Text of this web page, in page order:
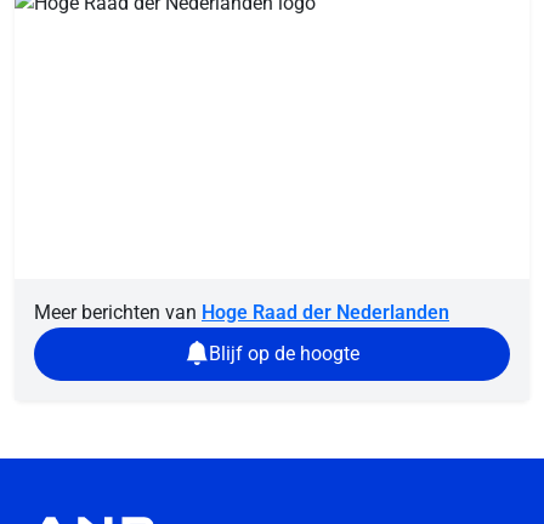
Meer berichten van Hoge Raad der Nederlanden
Blijf op de hoogte